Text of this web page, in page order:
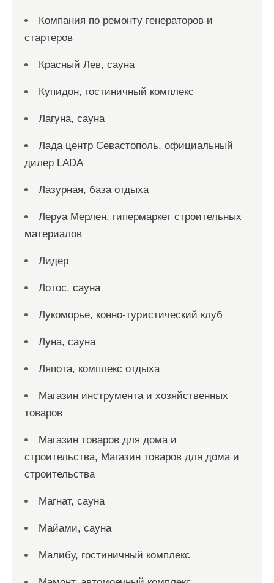
Компания по ремонту генераторов и
стартеров
Красный Лев, сауна
Купидон, гостиничный комплекс
Лагуна, сауна
Лада центр Севастополь, официальный
дилер LADA
Лазурная, база отдыха
Леруа Мерлен, гипермаркет строительных
материалов
Лидер
Лотос, сауна
Лукоморье, конно-туристический клуб
Луна, сауна
Ляпота, комплекс отдыха
Магазин инструмента и хозяйственных
товаров
Магазин товаров для дома и
строительства, Магазин товаров для дома и
строительства
Магнат, сауна
Майами, сауна
Малибу, гостиничный комплекс